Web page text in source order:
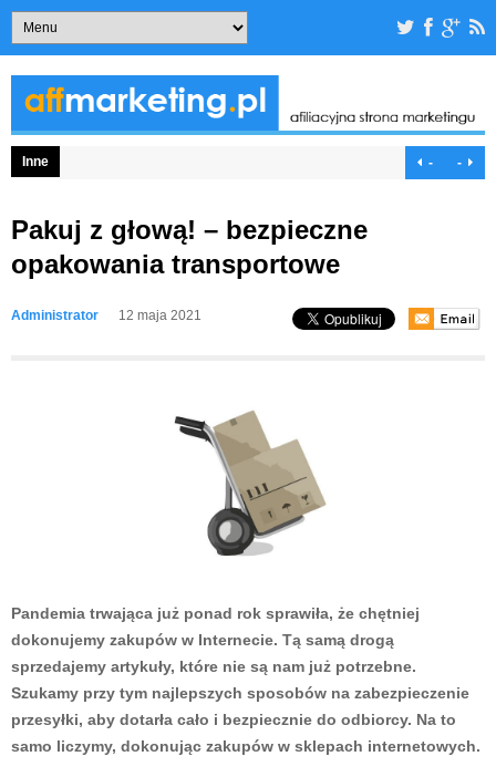
Inne - -
Pakuj z głową! – bezpieczne
opakowania transportowe
Administrator 12 maja 2021
Pandemia trwająca już ponad rok sprawiła, że chętniej
dokonujemy zakupów w Internecie. Tą samą drogą
sprzedajemy artykuły, które nie są nam już potrzebne.
Szukamy przy tym najlepszych sposobów na zabezpieczenie
przesyłki, aby dotarła cało i bezpiecznie do odbiorcy. Na to
samo liczymy, dokonując zakupów w sklepach internetowych.